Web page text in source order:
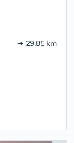
➔ 29.85 km